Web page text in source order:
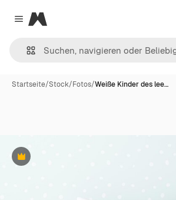
Close menu
Magnific
Startseite/Stock/Fotos/Weiße Kinder des lee…
Premium